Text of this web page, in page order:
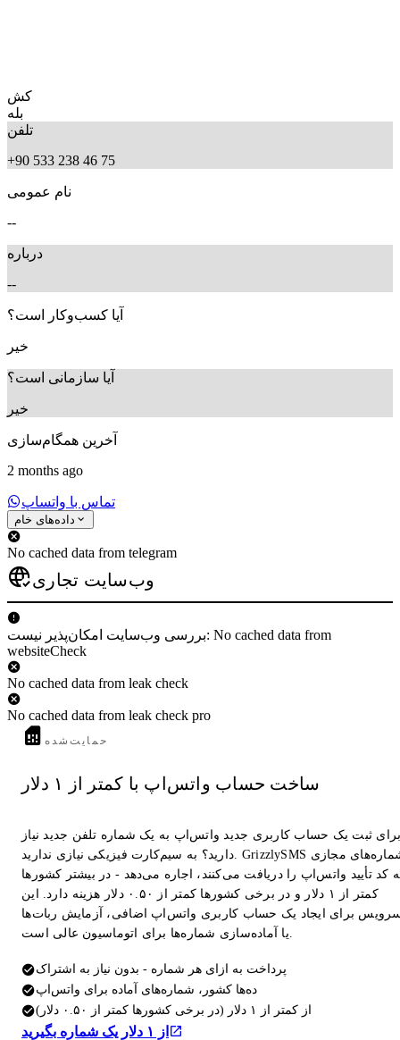
کش
بله
تلفن
+90 533 238 46 75
نام عمومی
--
درباره
--
آیا کسب‌وکار است؟
خیر
آیا سازمانی است؟
خیر
آخرین همگام‌سازی
2 months ago
تماس با واتساپ
داده‌های خام
No cached data from telegram
وب‌سایت تجاری
بررسی وب‌سایت امکان‌پذیر نیست: No cached data from
websiteCheck
No cached data from leak check
No cached data from leak check pro
حمایت‌شده
ساخت حساب واتس‌اپ با کمتر از ۱ دلار
ثبت یک حساب کاربری جدید واتس‌اپ به یک شماره تلفن جدید نیاز
دارید؟ به سیم‌کارت فیزیکی نیازی ندارید. GrizzlySMS شماره‌های مجازی
کد تأیید واتس‌اپ را دریافت می‌کنند، اجاره می‌دهد - در بیشتر کشورها
کمتر از ۱ دلار و در برخی کشورها کمتر از ۰.۵۰ دلار هزینه دارد. این
برای ایجاد یک حساب کاربری واتس‌اپ اضافی، آزمایش ربات‌ها
یا آماده‌سازی شماره‌ها برای اتوماسیون عالی است.
پرداخت به ازای هر شماره - بدون نیاز به اشتراک
ده‌ها کشور، شماره‌های آماده برای واتس‌اپ
از کمتر از ۱ دلار (در برخی کشورها کمتر از ۰.۵۰ دلار)
از ۱ دلار یک شماره بگیرید